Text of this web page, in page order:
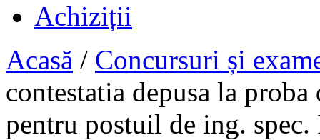
Achiziții
Acasă / Concursuri și
contestatia depusa la
pentru postuil de ing.